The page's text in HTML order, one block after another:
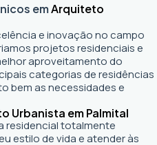
emArquiteto
e inovação no campo
projetos residenciais e
aproveitamento do
categorias de residências
bem as necessidades e
Urbanista em Palmital
residencial totalmente
estilo de vida e atender às